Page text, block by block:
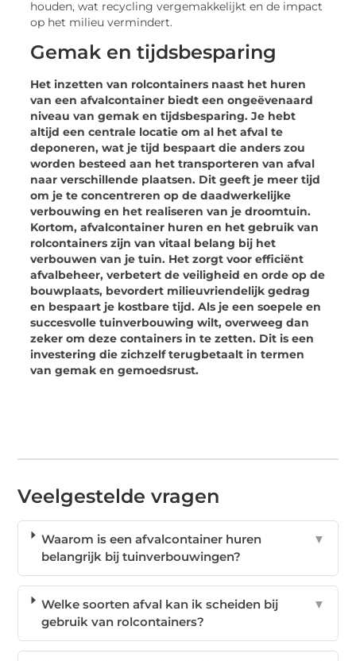
houden, wat recycling vergemakkelijkt en de impact
op het milieu vermindert.
Gemak en tijdsbesparing
Het inzetten van rolcontainers naast het huren
van een afvalcontainer biedt een ongeëvenaard
niveau van gemak en tijdsbesparing. Je hebt
altijd een centrale locatie om al het afval te
deponeren, wat je tijd bespaart die anders zou
worden besteed aan het transporteren van afval
naar verschillende plaatsen. Dit geeft je meer tijd
om je te concentreren op de daadwerkelijke
verbouwing en het realiseren van je droomtuin.
Kortom, afvalcontainer huren en het gebruik van
rolcontainers zijn van vitaal belang bij het
verbouwen van je tuin. Het zorgt voor efficiënt
afvalbeheer, verbetert de veiligheid en orde op de
bouwplaats, bevordert milieuvriendelijk gedrag
en bespaart je kostbare tijd. Als je een soepele en
succesvolle tuinverbouwing wilt, overweeg dan
zeker om deze containers in te zetten. Dit is een
investering die zichzelf terugbetaalt in termen
van gemak en gemoedsrust.
Veelgestelde vragen
Waarom is een afvalcontainer huren
belangrijk bij tuinverbouwingen?
▼
Welke soorten afval kan ik scheiden bij
gebruik van rolcontainers?
▼